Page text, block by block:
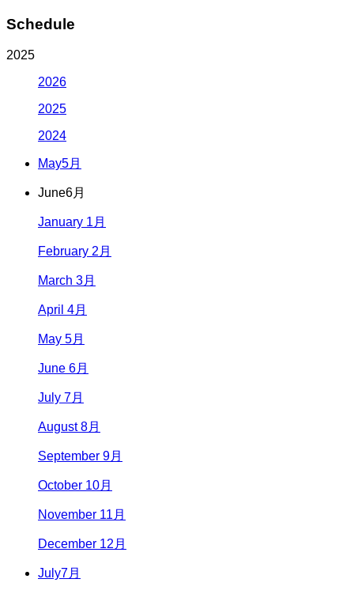
Schedule
2025
2026
2025
2024
May5月
June6月
January 1月
February 2月
March 3月
April 4月
May 5月
June 6月
July 7月
August 8月
September 9月
October 10月
November 11月
December 12月
July7月